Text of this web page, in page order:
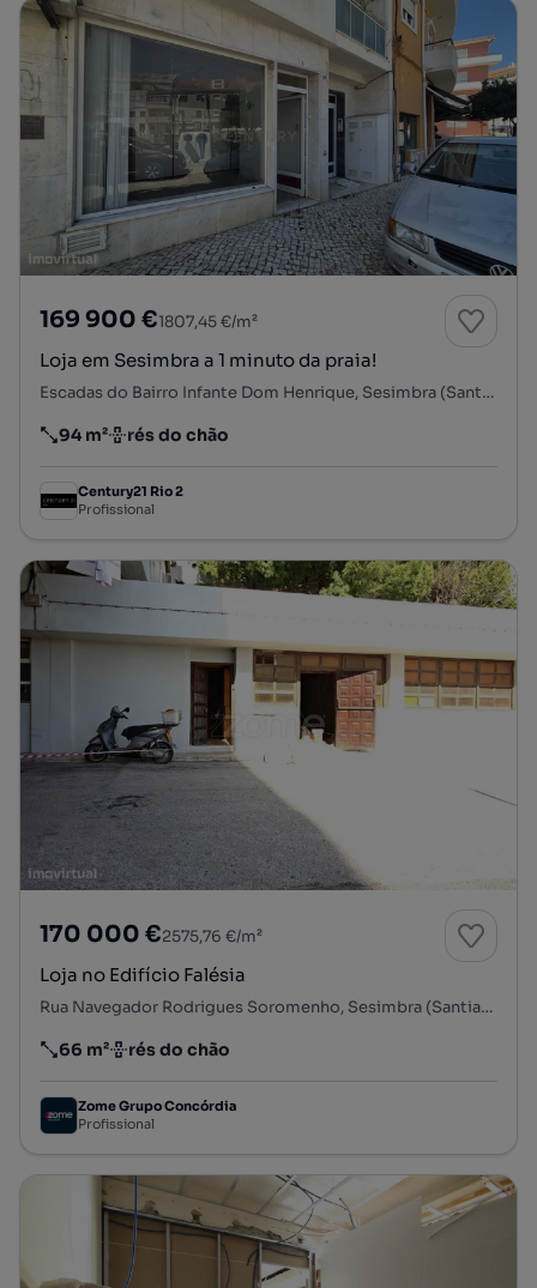
169 900 €1807,45 €/m²
Loja em Sesimbra a 1 minuto da praia!
Escadas do Bairro Infante Dom Henrique, Sesimbra (Santiago), Sesimbra, Setúbal
Preço por metro quadrado
94 m²
Andar rés do chão
Century21 Rio 2
Profissional
170 000 €2575,76 €/m²
Loja no Edifício Falésia
Rua Navegador Rodrigues Soromenho, Sesimbra (Santiago), Sesimbra, Setúbal
Preço por metro quadrado
66 m²
Andar rés do chão
Zome Grupo Concórdia
Profissional